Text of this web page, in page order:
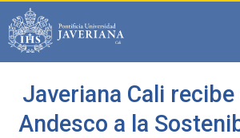
Saltar al contenido principal
Javeriana Cali
Andesco a la